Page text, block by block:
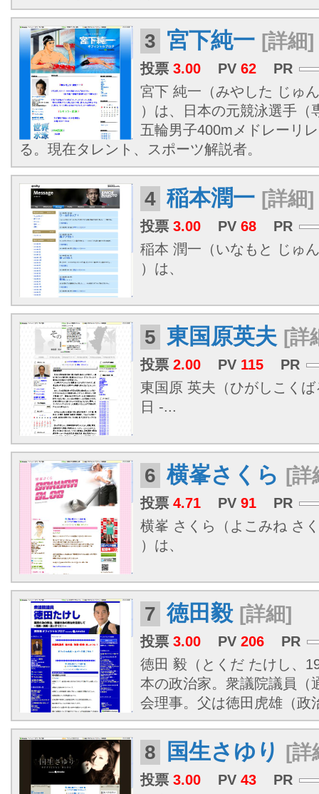
3 宮下純一 [詳細]
投票 3.00 PV 62
PR
宮下 純一（みやした じゅ
）は、日本の元競泳選手（
五輪男子400mメドレーリ
る。現在タレント、スポーツ解説者。
4 稲本潤一 [詳細]
投票 3.00 PV 68
PR
稲本 潤一（いなもと じゅ
）は、
5 東国原英夫 [詳
投票 2.00 PV 115
PR
東国原 英夫（ひがしこく
日 -...
6 横峯さくら [詳
投票 4.71 PV 91
PR
横峯 さくら（よこみね さ
）は、
7 徳田毅 [詳細]
投票 3.00 PV 206
PR
徳田 毅（とくだ たけし、
本の政治家。衆議院議員（
会理事。父は徳田虎雄（政
8 国生さゆり [詳
投票 3.00 PV 43
PR